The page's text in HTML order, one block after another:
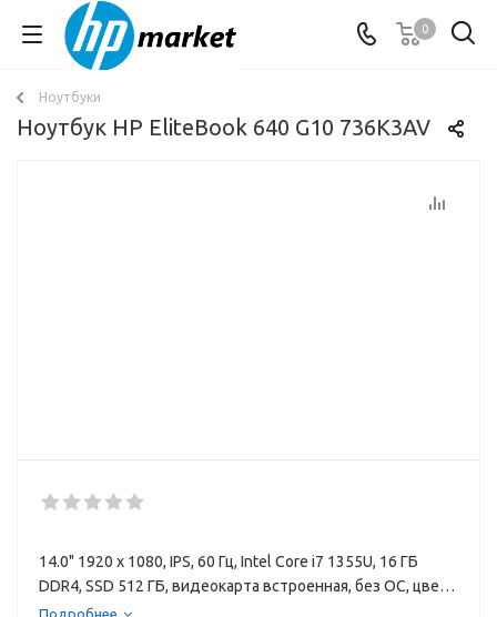
0
Ноутбуки
Ноутбук HP EliteBook 640 G10 736K3AV
14.0" 1920 x 1080, IPS, 60 Гц, Intel Core i7 1355U, 16 ГБ
DDR4, SSD 512 ГБ, видеокарта встроенная, без ОС, цвет
крышки серебристый, аккумулятор 51 Вт·ч
Подробнее